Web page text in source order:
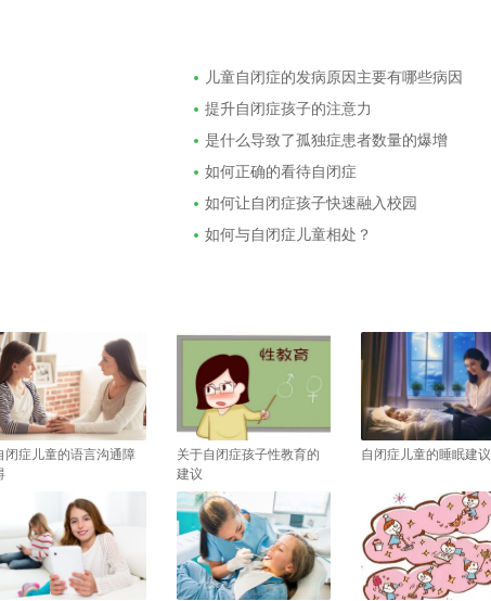
儿童自闭症的发病原因主要有哪些病因
提升自闭症孩子的注意力
是什么导致了孤独症患者数量的爆增
如何正确的看待自闭症
如何让自闭症孩子快速融入校园
如何与自闭症儿童相处？
闭症儿童的语言沟通障
关于自闭症孩子性教育的
建议
自闭症儿童的睡眠建议